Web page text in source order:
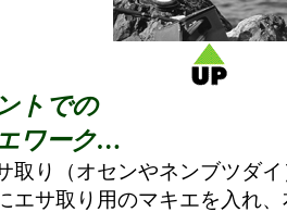
トでの
ワーク…
取り（オセンやネンブツダ
エサ取り用のマキエを入れ